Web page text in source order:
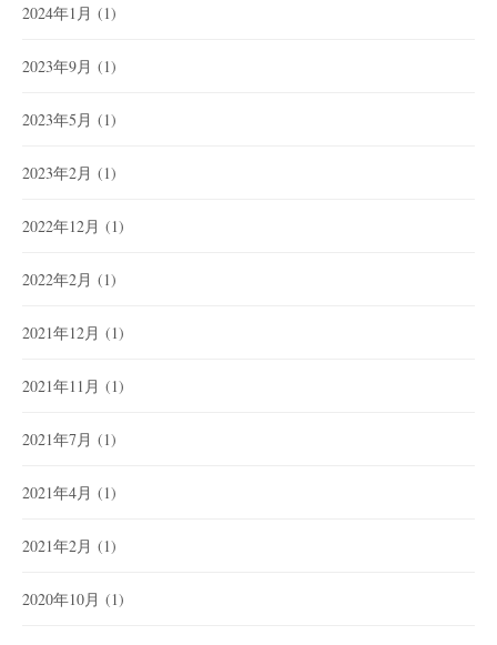
2024年1月 (1)
2023年9月 (1)
2023年5月 (1)
2023年2月 (1)
2022年12月 (1)
2022年2月 (1)
2021年12月 (1)
2021年11月 (1)
2021年7月 (1)
2021年4月 (1)
2021年2月 (1)
2020年10月 (1)